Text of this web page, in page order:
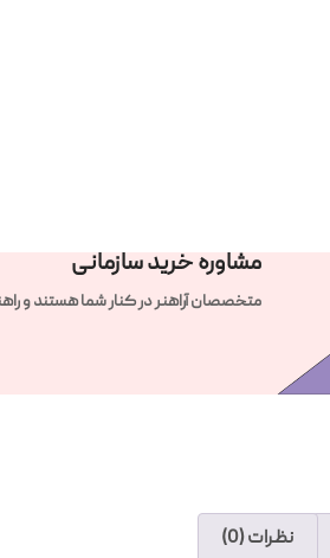
مشاوره خرید سازمانی
متخصصان آراهنر در کنار شما هستند و راهنمای تلفنی 24 ساعته به
نظرات (0)